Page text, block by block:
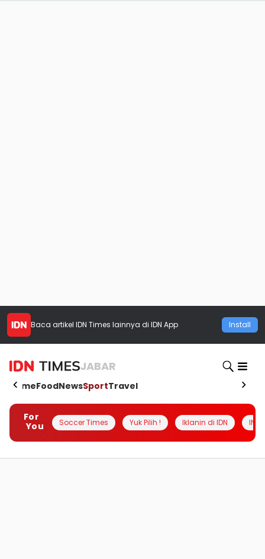
Baca artikel IDN Times lainnya di IDN App Install
JABAR
HomeFoodNewsSportTravel
For
You
Soccer Times Yuk Pilih ! Iklanin di IDN